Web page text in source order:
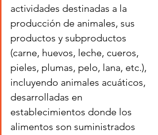
actividades destinadas a la
producción de animales, sus
productos y subproductos
(carne, huevos, leche, cueros,
pieles, plumas, pelo, lana, etc.),
incluyendo animales acuáticos,
desarrolladas en
establecimientos donde los
alimentos son suministrados